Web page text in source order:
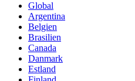
Global
Argentina
Belgien
Brasilien
Canada
Danmark
Estland